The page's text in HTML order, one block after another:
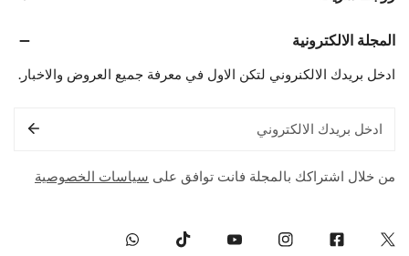
المجلة الالكترونية
ادخل بريدك الالكنروني لتكن الاول في معرفة جميع العروض والاخبار.
الإلكتروني
من خلال اشتراكك بالمجلة فانت توافق على سياسات الخصوصية